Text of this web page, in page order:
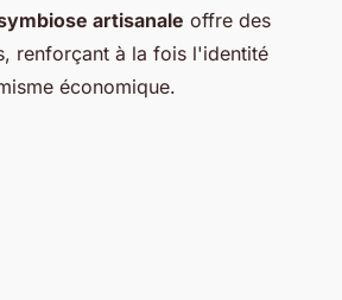
artisanale offre des
renforçant à la fois l'identité
économique.